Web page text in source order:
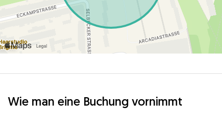
Wie man eine Buchung vornimmt